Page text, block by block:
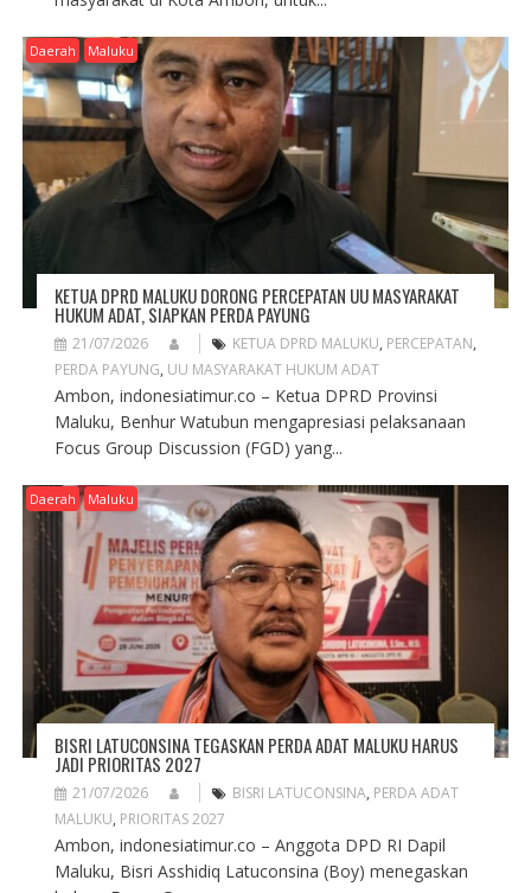
Daerah Maluku
KETUA DPRD MALUKU DORONG PERCEPATAN UU MASYARAKAT
HUKUM ADAT, SIAPKAN PERDA PAYUNG
21/07/2026 KETUA DPRD MALUKU, PERCEPATAN,
PERDA PAYUNG, UU MASYARAKAT HUKUM ADAT
Ambon, indonesiatimur.co – Ketua DPRD Provinsi
Maluku, Benhur Watubun mengapresiasi pelaksanaan
Focus Group Discussion (FGD) yang...
Daerah Maluku
BISRI LATUCONSINA TEGASKAN PERDA ADAT MALUKU HARUS
JADI PRIORITAS 2027
21/07/2026 BISRI LATUCONSINA, PERDA ADAT
MALUKU, PRIORITAS 2027
Ambon, indonesiatimur.co – Anggota DPD RI Dapil
Maluku, Bisri Asshidiq Latuconsina (Boy) menegaskan